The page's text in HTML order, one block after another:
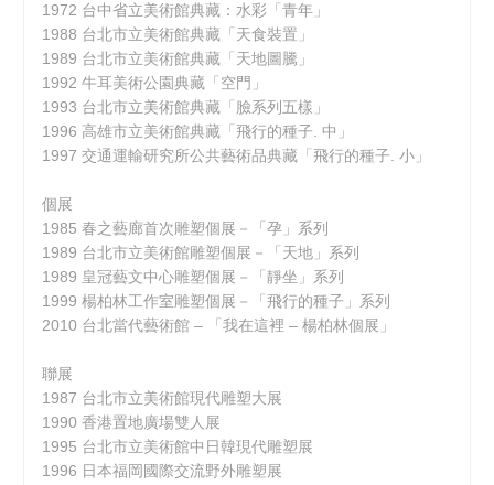
1972 台中省立美術館典藏：水彩「青年」
1988 台北市立美術館典藏「天食裝置」
1989 台北市立美術館典藏「天地圖騰」
1992 牛耳美術公園典藏「空門」
1993 台北市立美術館典藏「臉系列五樣」
1996 高雄市立美術館典藏「飛行的種子. 中」
1997 交通運輸研究所公共藝術品典藏「飛行的種子. 小」
個展
1985 春之藝廊首次雕塑個展－「孕」系列
1989 台北市立美術館雕塑個展－「天地」系列
1989 皇冠藝文中心雕塑個展－「靜坐」系列
1999 楊柏林工作室雕塑個展－「飛行的種子」系列
2010 台北當代藝術館 – 「我在這裡 – 楊柏林個展」
聯展
1987 台北市立美術館現代雕塑大展
1990 香港置地廣場雙人展
1995 台北市立美術館中日韓現代雕塑展
1996 日本福岡國際交流野外雕塑展